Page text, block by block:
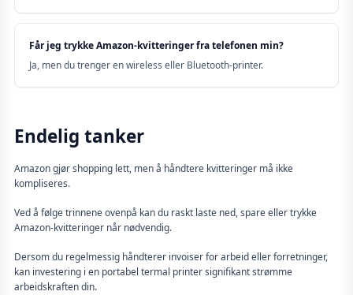
Får jeg trykke Amazon-kvitteringer fra telefonen min?
Ja, men du trenger en wireless eller Bluetooth-printer.
Endelig tanker
Amazon gjør shopping lett, men å håndtere kvitteringer må ikke
kompliseres.
Ved å følge trinnene ovenpå kan du raskt laste ned, spare eller trykke
Amazon-kvitteringer når nødvendig.
Dersom du regelmessig håndterer invoiser for arbeid eller forretninger,
kan investering i en portabel termal printer signifikant strømme
arbeidskraften din.